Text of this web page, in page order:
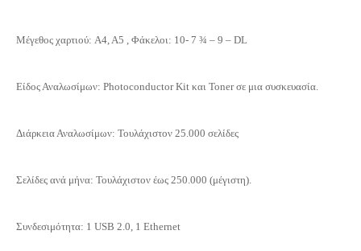
Μέγεθος χαρτιού: A4, A5 , Φάκελοι: 10- 7 ¾ – 9 – DL
Είδος Αναλωσίμων: Photoconductor Kit και Toner σε μια συσκευασία.
Διάρκεια Αναλωσίμων: Τουλάχιστον 25.000 σελίδες
Σελίδες ανά μήνα: Τουλάχιστον έως 250.000 (μέγιστη).
Συνδεσιμότητα: 1 USB 2.0, 1 Ethernet